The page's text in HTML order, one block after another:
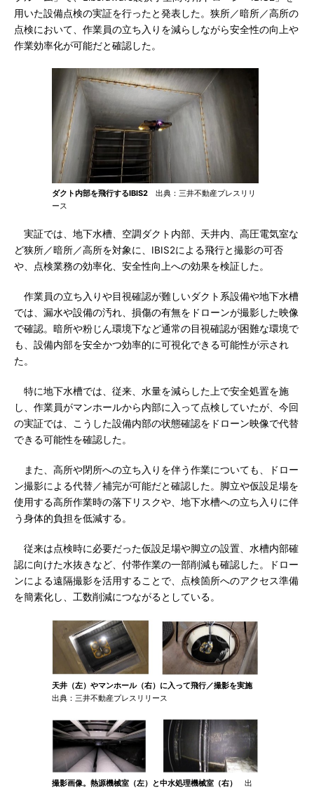
用いた設備点検の実証を行ったと発表した。狭所／暗所／高所の
点検において、作業員の立ち入りを減らしながら安全性の向上や
作業効率化が可能だと確認した。
ダクト内部を飛行するIBIS2 出典：三井不動産プレスリリ
ース
実証では、地下水槽、空調ダクト内部、天井内、高圧電気室な
ど狭所／暗所／高所を対象に、IBIS2による飛行と撮影の可否
や、点検業務の効率化、安全性向上への効果を検証した。
作業員の立ち入りや目視確認が難しいダクト系設備や地下水槽
では、漏水や設備の汚れ、損傷の有無をドローンが撮影した映像
で確認。暗所や粉じん環境下など通常の目視確認が困難な環境で
も、設備内部を安全かつ効率的に可視化できる可能性が示され
た。
特に地下水槽では、従来、水量を減らした上で安全処置を施
し、作業員がマンホールから内部に入って点検していたが、今回
の実証では、こうした設備内部の状態確認をドローン映像で代替
できる可能性を確認した。
また、高所や閉所への立ち入りを伴う作業についても、ドロー
ン撮影による代替／補完が可能だと確認した。脚立や仮設足場を
使用する高所作業時の落下リスクや、地下水槽への立ち入りに伴
う身体的負担を低減する。
従来は点検時に必要だった仮設足場や脚立の設置、水槽内部確
認に向けた水抜きなど、付帯作業の一部削減も確認した。ドロー
ンによる遠隔撮影を活用することで、点検箇所へのアクセス準備
を簡素化し、工数削減につながるとしている。
天井（左）やマンホール（右）に入って飛行／撮影を実施
出典：三井不動産プレスリリース
撮影画像。熱源機械室（左）と中水処理機械室（右）
出